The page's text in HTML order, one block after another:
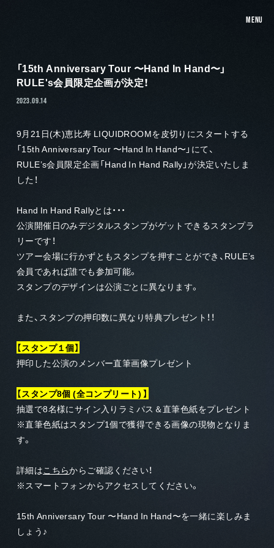
MENU
「15th Anniversary Tour 〜Hand In Hand〜」
RULE's会員限定企画が決定！
2023.09.14
9月21日(木)恵比寿 LIQUIDROOMを皮切りにスタートする
「15th Anniversary Tour 〜Hand In Hand〜」にて、
RULE’s会員限定企画「Hand In Hand Rally」が決定いたしま
した！
Hand In Hand Rallyとは・・・
公演開催日のみデジタルスタンプがゲットできるスタンプラ
リーです！
ツアー会場に行かずともスタンプを押すことができ、RULE’s
会員であれば誰でも参加可能。
スタンプのデザインは公演ごとに異なります。
また、スタンプの押印数に異なり特典プレゼント！！
【スタンプ１個】
押印した公演のメンバー直筆画像プレゼント
【スタンプ8個 (全コンプリート) 】
抽選で8名様にサイン入りラミパス＆直筆色紙をプレゼント
※直筆色紙はスタンプ1個で獲得できる画像の現物となりま
す。
詳細はこちらからご確認ください！
※スマートフォンからアクセスしてください。
15th Anniversary Tour 〜Hand In Hand〜を一緒に楽しみま
しょう♪